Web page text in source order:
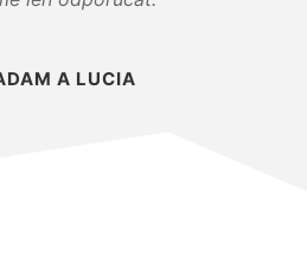
A LUCIA